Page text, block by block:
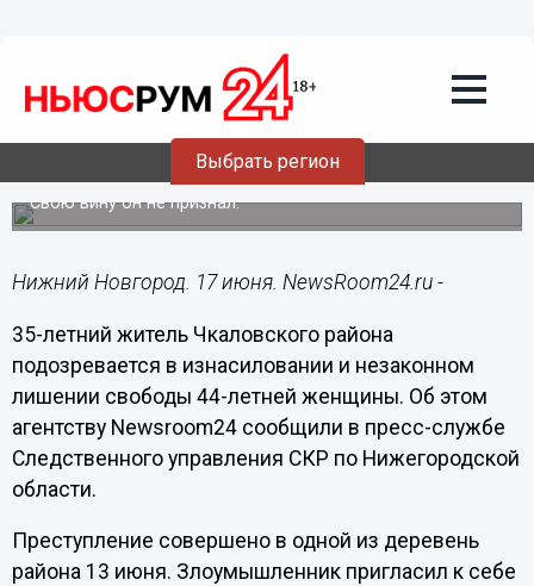
Выбрать регион
17.06.201915:21
Рецидивист изнасиловал и незаконно
лишил свободы нижегородку
Свою вину он не признал.
Нижний Новгород. 17 июня. NewsRoom24.ru -
35-летний житель Чкаловского района
подозревается в изнасиловании и незаконном
лишении свободы 44-летней женщины. Об этом
агентству Newsroom24 сообщили в пресс-службе
Следственного управления СКР по Нижегородской
области.
Преступление совершено в одной из деревень
района 13 июня. Злоумышленник пригласил к себе